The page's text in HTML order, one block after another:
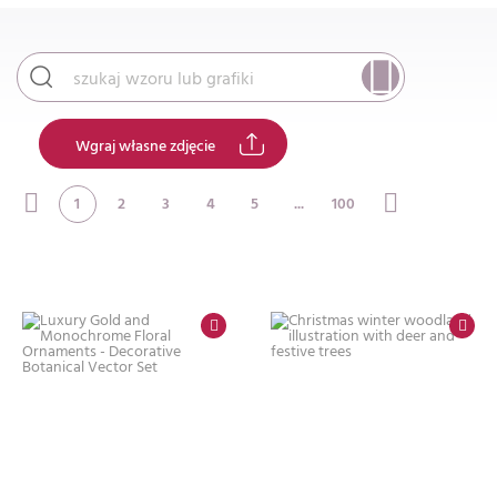
Wgraj własne zdjęcie
1 2 3 4 5 ... 100